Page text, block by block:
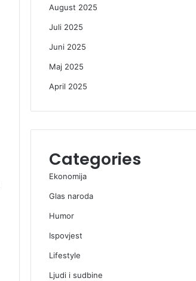
August 2025
Juli 2025
Juni 2025
Maj 2025
April 2025
Categories
Ekonomija
Glas naroda
Humor
Ispovjest
Lifestyle
Ljudi i sudbine